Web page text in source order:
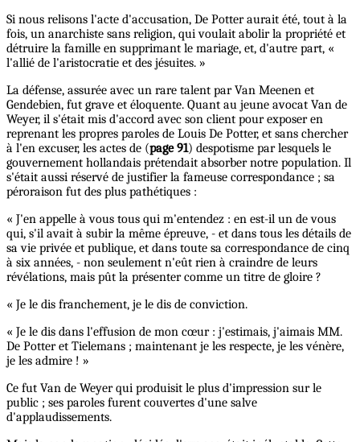
Si nous relisons l'acte d'accusation, De Potter aurait été, tout à la
fois, un anarchiste sans religion, qui voulait abolir la propriété et
détruire la famille en supprimant le mariage, et, d'autre part, «
l'allié de l'aristocratie et des jésuites. »
La défense, assurée avec un rare talent par Van Meenen et
Gendebien, fut grave et éloquente. Quant au jeune avocat Van de
Weyer, il s'était mis d'accord avec son client pour exposer en
reprenant les propres paroles de Louis De Potter, et sans chercher
à l'en excuser, les actes de (page 91) despotisme par lesquels le
gouvernement hollandais prétendait absorber notre population. Il
s'était aussi réservé de justifier la fameuse correspondance ; sa
péroraison fut des plus pathétiques :
« J'en appelle à vous tous qui m'entendez : en est-il un de vous
qui, s'il avait à subir la même épreuve, - et dans tous les détails de
sa vie privée et publique, et dans toute sa correspondance de cinq
à six années, - non seulement n'eût rien à craindre de leurs
révélations, mais pût la présenter comme un titre de gloire ?
« Je le dis franchement, je le dis de conviction.
« Je le dis dans l'effusion de mon cœur : j'estimais, j'aimais MM.
De Potter et Tielemans ; maintenant je les respecte, je les vénère,
je les admire ! »
Ce fut Van de Weyer qui produisit le plus d'impression sur le
public ; ses paroles furent couvertes d'une salve
d'applaudissements.